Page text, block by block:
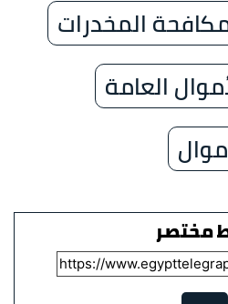
المخدرات
العامة
مختصر